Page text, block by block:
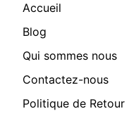
Accueil
Blog
Qui sommes nous
Contactez-nous
Politique de Retour